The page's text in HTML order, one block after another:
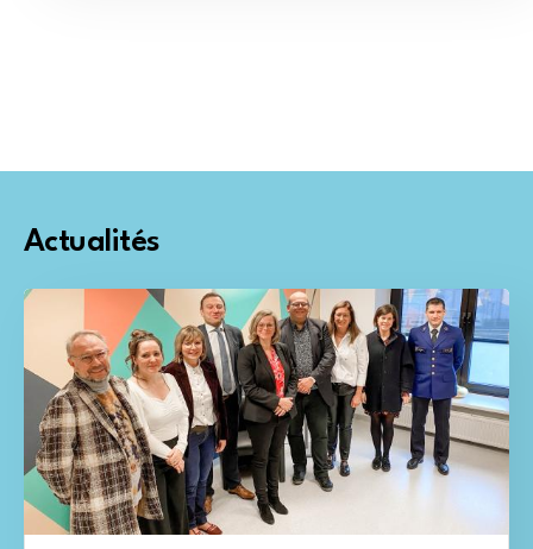
Actualités